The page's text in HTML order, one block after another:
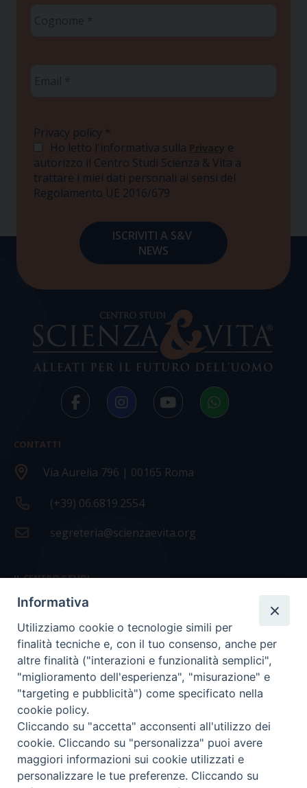
Privacy policy *
Ho letto l'informativa sulla Privacy e
autorizzo il Centro Studi Scienza & Vita a
trattare i miei dati personali ai sensi del
Regolamento UE 2016/679
CONTATTI
Via Aurelia 796 | 00165 Roma
(+39) 06.6819.2554
segreteria@scienzaevita.org
IL CENTRO STUDI
La nostra storia
Statuto
Presidenza e ufficio presidenza
Consiglio scientifico
Coordinamento nazionale
Informativa
Utilizziamo cookie o tecnologie simili per
finalità tecniche e, con il tuo consenso, anche per
altre finalità ("interazioni e funzionalità semplici",
"miglioramento dell'esperienza", "misurazione" e
"targeting e pubblicità") come specificato nella
cookie policy.
Cliccando su "accetta" acconsenti all'utilizzo dei
cookie. Cliccando su "personalizza" puoi avere
maggiori informazioni sui cookie utilizzati e
personalizzare le tue preferenze. Cliccando su